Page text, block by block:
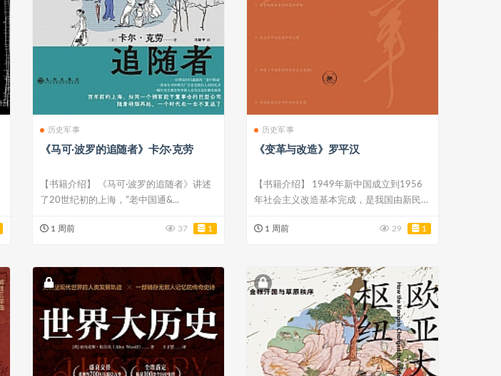
历史军事
《马可·波罗的追随者》卡尔·克劳
【书籍介绍】 《马可·波罗的追随者》讲述
了20世纪初的上海，”老中国通&...
1 周前 37 1
历史军事
《变革与改造》罗平汉
【书籍介绍】 1949年新中国成立到1956
年社会主义改造基本完成，是我国由新民主
1 周前 29 1